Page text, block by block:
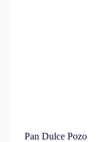
Pan Dulce Pozo